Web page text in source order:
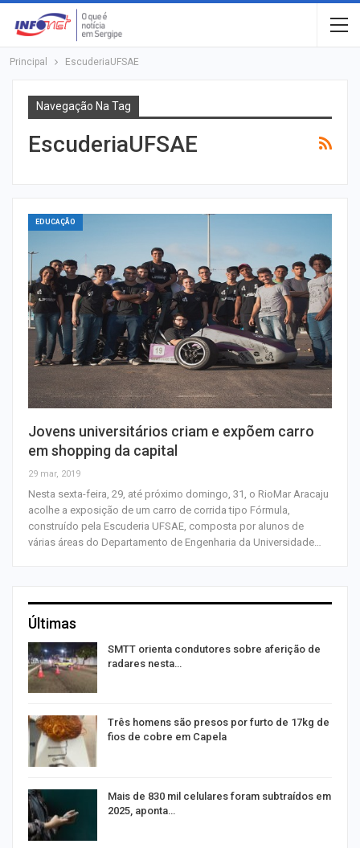
Principal EscuderiaUFSAE
Navegação Na Tag
EscuderiaUFSAE
EDUCAÇÃO
Jovens universitários criam e expõem carro
em shopping da capital
29 mar, 2019
Nesta sexta-feira, 29, até próximo domingo, 31, o RioMar Aracaju
acolhe a exposição de um carro de corrida tipo Fórmula,
construído pela Escuderia UFSAE, composta por alunos de
várias áreas do Departamento de Engenharia da Universidade…
Últimas
SMTT orienta condutores sobre aferição de
radares nesta…
Três homens são presos por furto de 17kg de
fios de cobre em Capela
Mais de 830 mil celulares foram subtraídos em
2025, aponta…